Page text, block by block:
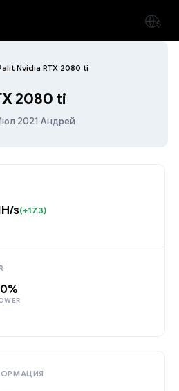
Nvidia RTX 2080 ti
2080 ti
2021·Андрей
s(+17.3)